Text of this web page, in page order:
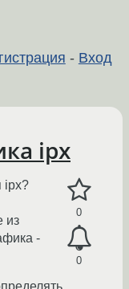
- Вход
ipx
0
0
ipx?
из
-